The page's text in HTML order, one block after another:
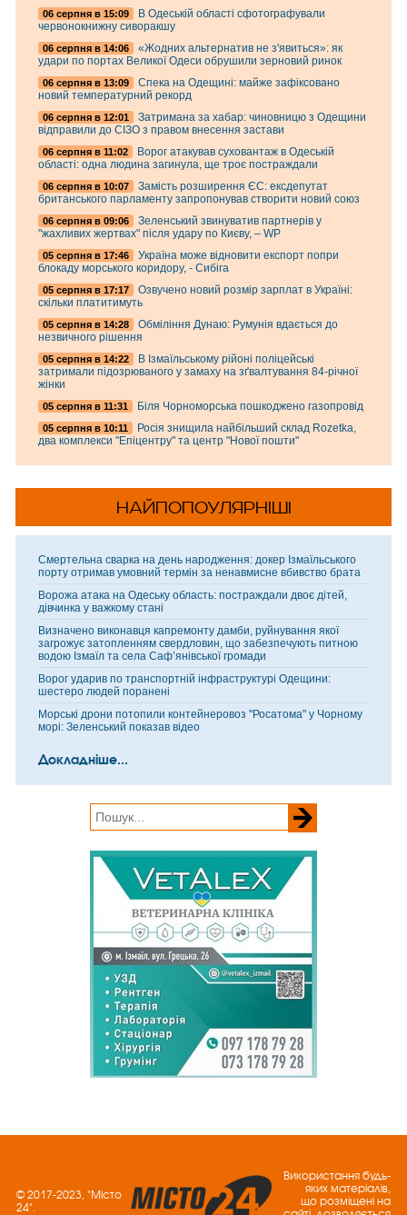
06 серпня в 15:09
В Одеській області сфотографували
червонокнижну сиворакшу
06 серпня в 14:06
«Жодних альтернатив не з'явиться»: як
удари по портах Великої Одеси обрушили зерновий ринок
06 серпня в 13:09
Спека на Одещині: майже зафіксовано
новий температурний рекорд
06 серпня в 12:01
Затримана за хабар: чиновницю з Одещини
відправили до СІЗО з правом внесення застави
06 серпня в 11:02
Ворог атакував суховантаж в Одеській
області: одна людина загинула, ще троє постраждали
06 серпня в 10:07
Замість розширення ЄС: ексдепутат
британського парламенту запропонував створити новий союз
06 серпня в 09:06
Зеленський звинуватив партнерів у
"жахливих жертвах" після удару по Києву, – WP
05 серпня в 17:46
Україна може відновити експорт попри
блокаду морського коридору, - Сибіга
05 серпня в 17:17
Озвучено новий розмір зарплат в Україні:
скільки платитимуть
05 серпня в 14:28
Обміління Дунаю: Румунія вдається до
незвичного рішення
05 серпня в 14:22
В Ізмаїльському рійоні поліцейські
затримали підозрюваного у замаху на зґвалтування 84-річної
жінки
05 серпня в 11:31 Біля Чорноморська пошкоджено газопровід
05 серпня в 10:11
Росія знищила найбільший склад Rozetka,
два комплекси "Епіцентру" та центр "Нової пошти"
НАЙПОПОУЛЯРНІШІ
Смертельна сварка на день народження: докер Ізмаїльського
порту отримав умовний термін за ненавмисне вбивство брата
Ворожа атака на Одеську область: постраждали двоє дітей,
дівчинка у важкому стані
Визначено виконавця капремонту дамби, руйнування якої
загрожує затопленням свердловин, що забезпечують питною
водою Ізмаїл та села Саф’янівської громади
Ворог ударив по транспортній інфраструктурі Одещини:
шестеро людей поранені
Морські дрони потопили контейнеровоз "Росатома" у Чорному
морі: Зеленський показав відео
Докладніше...
© 2017-2023, "Місто
24".
Використання будь-
яких матеріалів,
що розміщені на